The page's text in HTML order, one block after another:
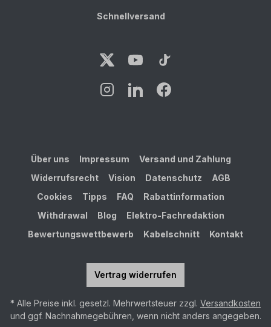
Schnellversand
Über uns Impressum
Versand und Zahlung
Widerrufsrecht
Vision Datenschutz
AGB
Cookies
Tipps FAQ
Rabattinformation
Withdrawal
Blog
Elektro-Fachredaktion
Bewertungswettbewerb
Kabelschnitt Kontakt
Vertrag widerrufen
* Alle Preise inkl. gesetzl. Mehrwertsteuer zzgl. Versandkosten
und ggf. Nachnahmegebühren, wenn nicht anders angegeben.